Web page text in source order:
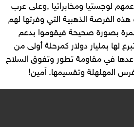
لوجستيا ومخابراتيا ,وعلى عرب
الفرصة الذهبية التي وفرتها لهم
بصورة صحيحة فيقوموا بدعم
لها بمليار دولار كمرحلة أولى من
في مقاومة تطور وتفوق السلاح
المهلهلة وتقسيمها. اَمين!